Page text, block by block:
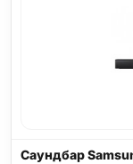
Саундбар